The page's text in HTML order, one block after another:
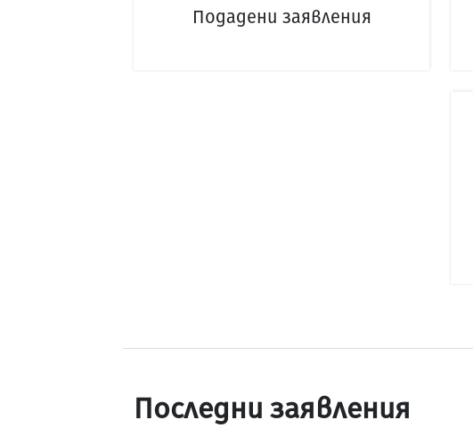
Подадени заявления
Последни заявления